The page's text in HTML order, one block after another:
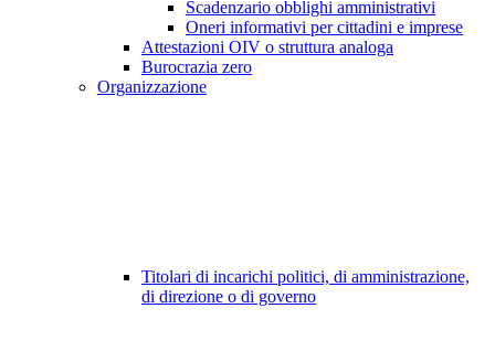
Scadenzario obblighi amministrativi
Oneri informativi per cittadini e imprese
Attestazioni OIV o struttura analoga
Burocrazia zero
Organizzazione
Titolari di incarichi politici, di amministrazione,
di direzione o di governo